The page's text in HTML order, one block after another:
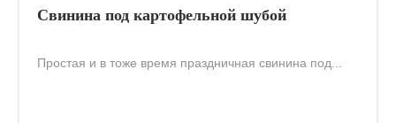
Свинина под картофельной шубой
Простая и в тоже время праздничная свинина под...